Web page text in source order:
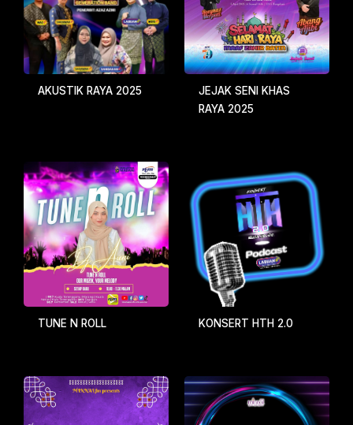
AKUSTIK RAYA 2025
JEJAK SENI KHAS
RAYA 2025
TUNE N ROLL KONSERT HTH 2.0